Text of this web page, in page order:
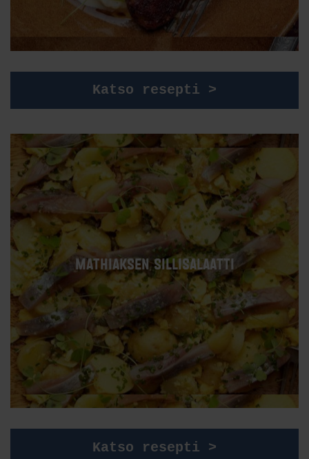
Katso resepti >
MATHIAKSEN SILLISALAATTI
Katso resepti >